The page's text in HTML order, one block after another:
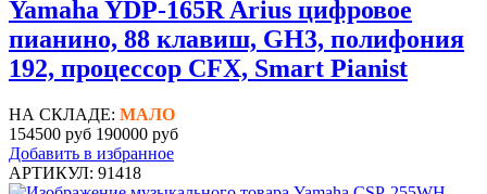
Yamaha YDP-165R Arius цифровое
пианино, 88 клавиш, GH3, полифония
192, процессор CFX, Smart Pianist
НА СКЛАДЕ: МАЛО
154500 руб 190000 руб
Добавить в избранное
АРТИКУЛ: 91418